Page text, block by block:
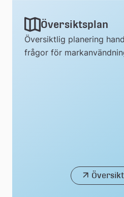
Översiktsplan
Översiktlig planering
frågor för